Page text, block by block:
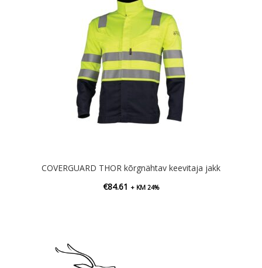
COVERGUARD THOR kõrgnähtav keevitaja jakk
€84.61 + KM 24%